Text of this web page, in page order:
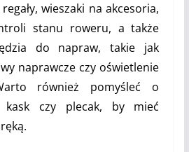
wieszaki na akcesoria,
stanu roweru, a także
do napraw, takie jak
naprawcze czy oświetlenie
również pomyśleć o
kask czy plecak, by mieć